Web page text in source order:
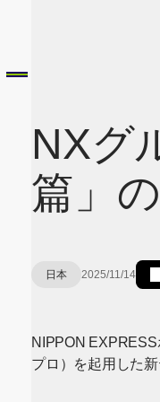
NXグ
篇」
日本 2025/11/14
NIPPON
プロ）を起用した